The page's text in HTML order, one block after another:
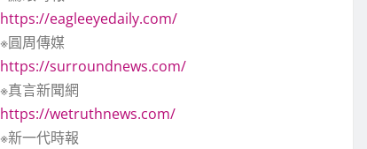
https://eagleeyedaily.com/
※圓周傳媒
https://surroundnews.com/
※真言新聞網
https://wetruthnews.com/
※新一代時報